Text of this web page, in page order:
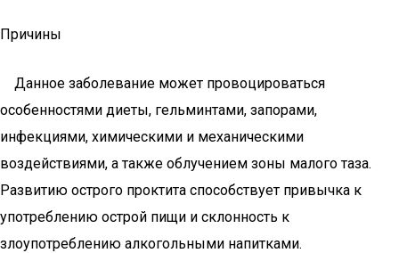
Причины
Данное заболевание может провоцироваться
особенностями диеты, гельминтами, запорами,
инфекциями, химическими и механическими
воздействиями, а также облучением зоны малого таза.
Развитию острого проктита способствует привычка к
употреблению острой пищи и склонность к
злоупотреблению алкогольными напитками.